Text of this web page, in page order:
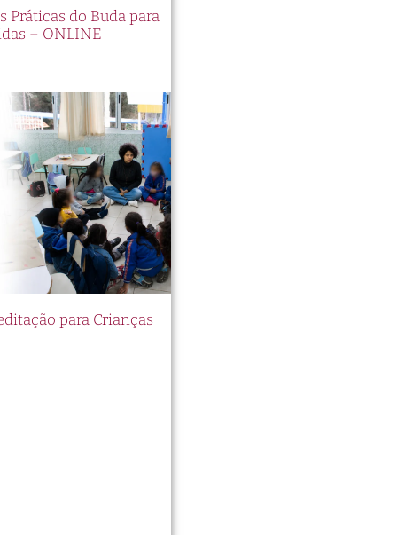
Práticas do Buda para
– ONLINE
para Crianças